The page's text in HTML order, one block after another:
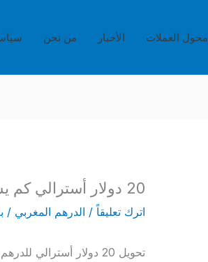
محول العملات الأخبار من نحن
20 دولار أسترالي كم يساوي بالدرهم المغربي (AUD to MAD)
اترك تعليقاً / الدرهم المغربي /
تحويل 20 دولار أسترالي للدرهم المغربي يُستخدم بكثرة في التحويلات الشخصية أو المدفوعات الإلكترونية.